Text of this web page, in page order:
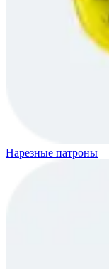
Нарезные патроны